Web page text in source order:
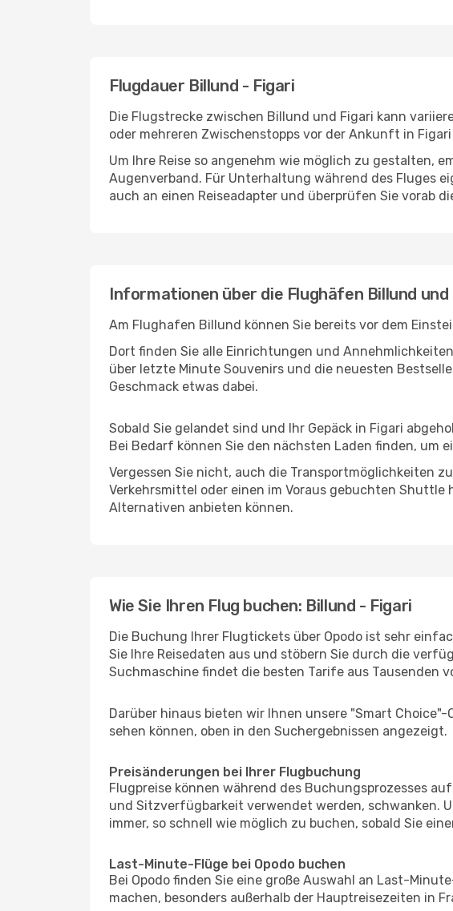
Flugdauer Billund - Figari
Die Flugstrecke zwischen Billund und Figari kann
oder mehreren Zwischenstopps vor der Ankunft in
Um Ihre Reise so angenehm wie möglich zu gestalten,
Augenverband. Für Unterhaltung während des Fluges
auch an einen Reiseadapter und überprüfen Sie vorab
Informationen über die Flughäfen Billund und
Am Flughafen Billund können Sie bereits vor dem
Dort finden Sie alle Einrichtungen und
über letzte Minute Souvenirs und die neuesten
Geschmack etwas dabei.
Sobald Sie gelandet sind und Ihr Gepäck in Figari
Bei Bedarf können Sie den nächsten Laden finden, um
Vergessen Sie nicht, auch die Transportmöglichkeiten
Verkehrsmittel oder einen im Voraus gebuchten
Alternativen anbieten können.
Wie Sie Ihren Flug buchen: Billund - Figari
Die Buchung Ihrer Flugtickets über Opodo ist sehr
Sie Ihre Reisedaten aus und stöbern Sie durch die
Suchmaschine findet die besten Tarife aus Tausenden
Darüber hinaus bieten wir Ihnen unsere "Smart
sehen können, oben in den Suchergebnissen angezeigt.
Preisänderungen bei Ihrer Flugbuchung
Flugpreise können während des Buchungsprozesses
und Sitzverfügbarkeit verwendet werden, schwanken.
immer, so schnell wie möglich zu buchen, sobald Sie
Last-Minute-Flüge bei Opodo buchen
Bei Opodo finden Sie eine große Auswahl an Last-
machen, besonders außerhalb der Hauptreisezeiten in